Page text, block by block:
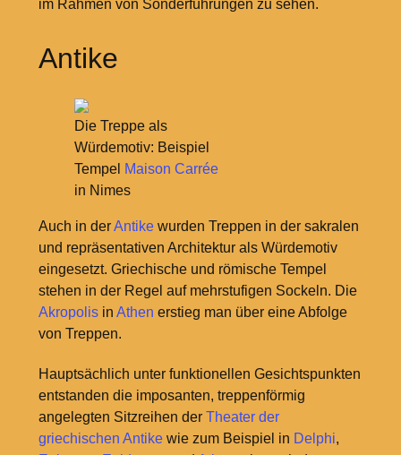
im Rahmen von Sonderführungen zu sehen.
Antike
Die Treppe als
Würdemotiv: Beispiel
Tempel Maison Carrée
in Nimes
Auch in derAntikewurden Treppen in der sakralen
und repräsentativen Architektur als Würdemotiv
eingesetzt. Griechische und römische Tempel
stehen in der Regel auf mehrstufigen Sockeln. Die
Akropolisin Athen erstieg man über eine Abfolge
von Treppen.
Hauptsächlich unter funktionellen Gesichtspunkten
entstanden die imposanten, treppenförmig
angelegten Sitzreihen der Theater der
griechischen Antikewie zum Beispiel in Delphi,